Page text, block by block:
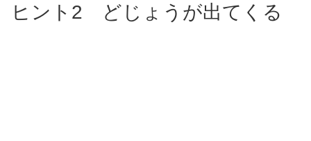
ヒント2 どじょうが出てくる